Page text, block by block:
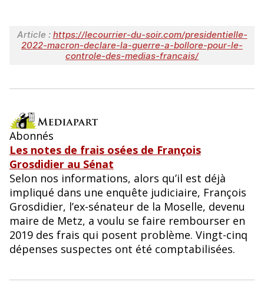
Article : https://lecourrier-du-soir.com/presidentielle-
2022-macron-declare-la-guerre-a-bollore-pour-le-
controle-des-medias-francais/
Abonnés
Les notes de frais osées de François
Grosdidier au Sénat
Selon nos informations, alors qu’il est déjà
impliqué dans une enquête judiciaire, François
Grosdidier, l’ex-sénateur de la Moselle, devenu
maire de Metz, a voulu se faire rembourser en
2019 des frais qui posent problème. Vingt-cinq
dépenses suspectes ont été comptabilisées.